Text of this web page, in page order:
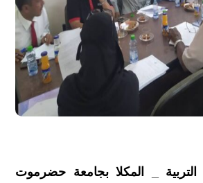
_ المكلا بجامعة حضرموت